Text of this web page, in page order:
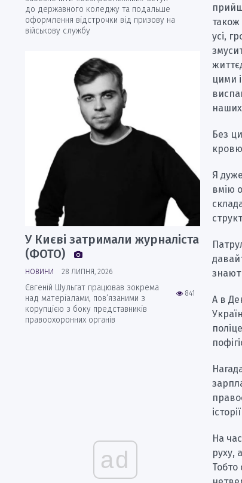
також
усі,
цими
Без
Я
вмію
А в
На
руху,
Тобто
до державного коледжу та подальше
оформлення відстрочки від призову на
військову службу
У Києві затримали журналіста
(ФОТО)
НОВИНИ 28 ЛИПНЯ, 2026
841
Євгеній Шульгат працював зокрема
над матеріалами, пов’язаними з
корупцією з боку представників
правоохоронних органів
ad